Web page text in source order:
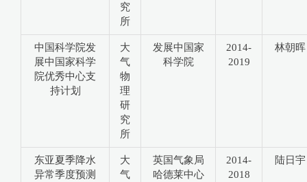
究
所
中国科学院发
展中国家科学
院优秀中心支
持计划
大
气
物
理
研
究
所
发展中国家
科学院
2014-
2019
林朝晖
东亚夏季降水
异常季度预测
大
气
英国气象局
哈德莱中心
2014-
2018
陆日宇